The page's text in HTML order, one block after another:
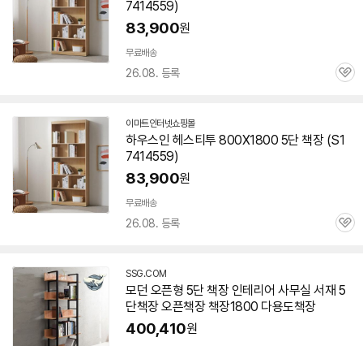
7414559)
83,900원
무료배송
26.08. 등록
관
이마트인터넷쇼핑몰
하우스인 헤스티투 800X1800 5단책장(S1
7414559)
83,900원
무료배송
26.08. 등록
관
SSG.COM
모던 오픈형 5단책장인테리어 사무실 서재 5
단책장오픈책장 책장1800 다용도책장
400,410원